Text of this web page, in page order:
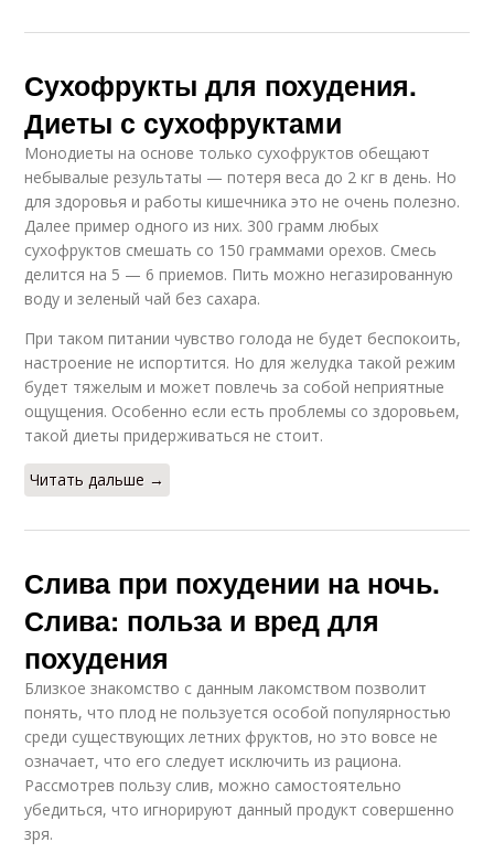
Сухофрукты для похудения.
Диеты с сухофруктами
Монодиеты на основе только сухофруктов обещают
небывалые результаты — потеря веса до 2 кг в день. Но
для здоровья и работы кишечника это не очень полезно.
Далее пример одного из них. 300 грамм любых
сухофруктов смешать со 150 граммами орехов. Смесь
делится на 5 — 6 приемов. Пить можно негазированную
воду и зеленый чай без сахара.
При таком питании чувство голода не будет беспокоить,
настроение не испортится. Но для желудка такой режим
будет тяжелым и может повлечь за собой неприятные
ощущения. Особенно если есть проблемы со здоровьем,
такой диеты придерживаться не стоит.
Читать дальше →
Слива при похудении на ночь.
Слива: польза и вред для
похудения
Близкое знакомство с данным лакомством позволит
понять, что плод не пользуется особой популярностью
среди существующих летних фруктов, но это вовсе не
означает, что его следует исключить из рациона.
Рассмотрев пользу слив, можно самостоятельно
убедиться, что игнорируют данный продукт совершенно
зря.